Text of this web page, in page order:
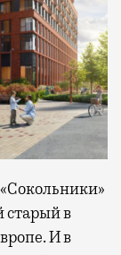
в
И в